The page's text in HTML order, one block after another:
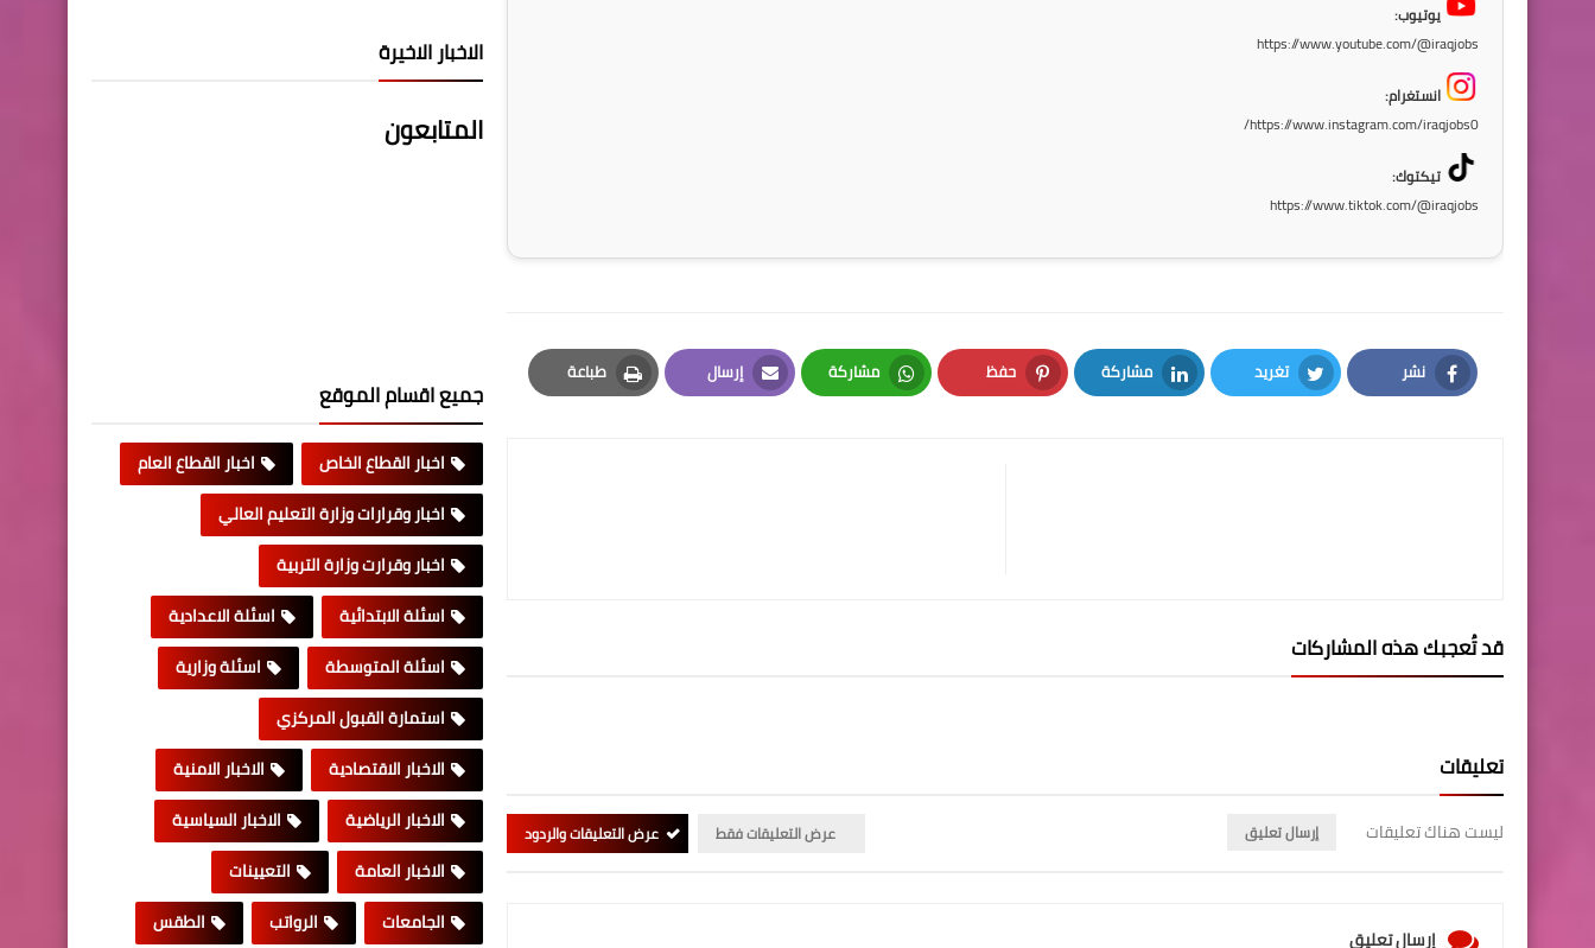
يوتيوب:
https://www.youtube.com/@iraqjobs
انستغرام:
https://www.instagram.com/iraqjobs0/
تيكتوك:
https://www.tiktok.com/@iraqjobs
نشر
Facebook
تغريد
Twitter
مشاركة
LinkedIn
حفظ
Pinterest
مشاركة
Whatsapp
إرسال
Email
طباعة
Print
قد تُعجبك هذه المشاركات
تعليقات
ليست هناك تعليقات إرسال تعليق عرض التعليقات فقط عرض التعليقات والردود
إرسال تعليق
الاخبار الاخيرة
المتابعون
جميع اقسام الموقع
اخبار القطاع الخاص
اخبار القطاع العام
اخبار وقرارات وزارة التعليم العالي
اخبار وقرارت وزارة التربية
اسئلة الابتدائية
اسئلة الاعدادية
اسئلة المتوسطة
اسئلة وزارية
استمارة القبول المركزي
الاخبار الاقتصادية
الاخبار الامنية
الاخبار الرياضية
الاخبار السياسية
الاخبار العامة
التعيينات
الجامعات
الرواتب الطقس